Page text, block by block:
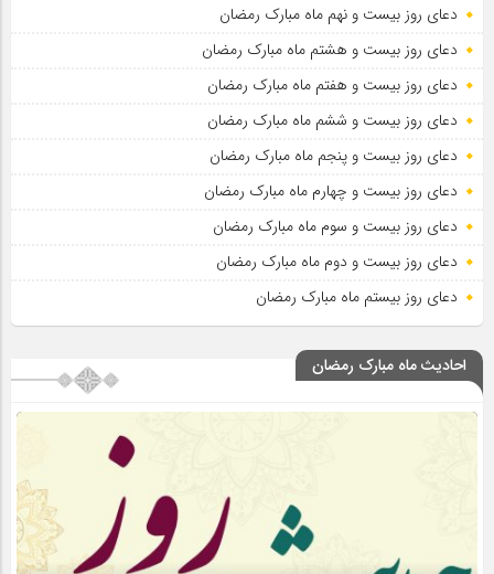
دعای روز بیست و نهم ماه مبارک رمضان
دعای روز بیست و هشتم ماه مبارک رمضان
دعای روز بیست و هفتم ماه مبارک رمضان
دعای روز بیست و ششم ماه مبارک رمضان
دعای روز بیست و پنجم ماه مبارک رمضان
دعای روز بیست و چهارم ماه مبارک رمضان
دعای روز بیست و سوم ماه مبارک رمضان
دعای روز بیست و دوم ماه مبارک رمضان
دعای روز بیستم ماه مبارک رمضان
احادیث ماه مبارک رمضان